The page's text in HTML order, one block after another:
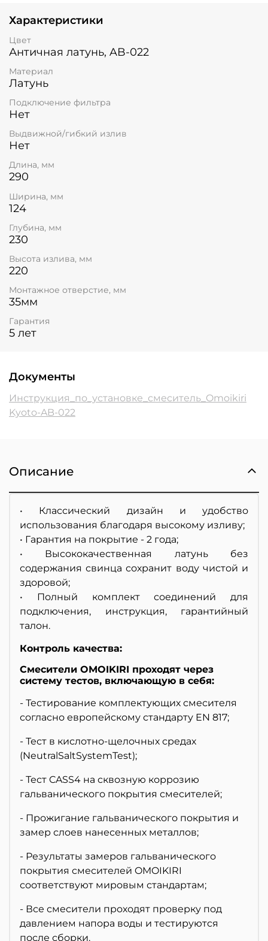
Характеристики
Цвет
Античная латунь, AB-022
Материал
Латунь
Подключение фильтра
Нет
Выдвижной/гибкий излив
Нет
Длина, мм
290
Ширина, мм
124
Глубина, мм
230
Высота излива, мм
220
Монтажное отверстие, мм
35мм
Гарантия
5 лет
Документы
Инструкция_по_установке_смеситель_Omoikiri
Kyoto-AB-022
Описание
• Классический дизайн и удобство
использования благодаря высокому изливу;
• Гарантия на покрытие - 2 года;
• Высококачественная латунь без
содержания свинца сохранит воду чистой и
здоровой;
• Полный комплект соединений для
подключения, инструкция, гарантийный
талон.
Контроль качества:
Смесители OMOIKIRI проходят через
систему тестов, включающую в себя:
- Тестирование комплектующих смесителя
согласно европейскому стандарту EN 817;
- Тест в кислотно-щелочных средах
(NeutralSaltSystemTest);
- Тест CASS4 на сквозную коррозию
гальванического покрытия смесителей;
- Прожигание гальванического покрытия и
замер слоев нанесенных металлов;
- Результаты замеров гальванического
покрытия смесителей OMOIKIRI
соответствуют мировым стандартам;
- Все смесители проходят проверку под
давлением напора воды и тестируются
после сборки.